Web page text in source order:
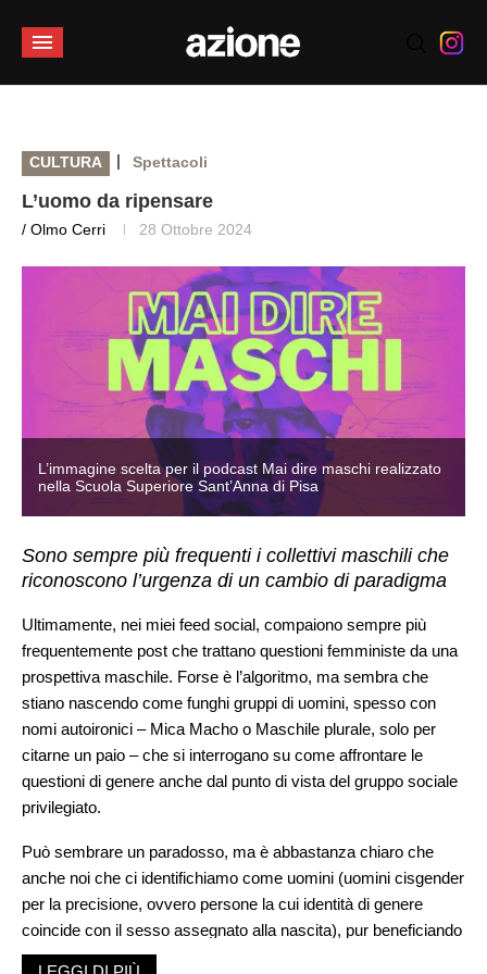
CULTURA | Spettacoli
L’uomo da ripensare
/ Olmo Cerri 28 Ottobre 2024
L’immagine scelta per il podcast Mai dire maschi realizzato
nella Scuola Superiore Sant’Anna di Pisa
Sono sempre più frequenti i collettivi maschili che
riconoscono l’urgenza di un cambio di paradigma
Ultimamente, nei miei feed social, compaiono sempre più
frequentemente post che trattano questioni femministe da una
prospettiva maschile. Forse è l’algoritmo, ma sembra che
stiano nascendo come funghi gruppi di uomini, spesso con
nomi autoironici – Mica Macho o Maschile plurale, solo per
citarne un paio – che si interrogano su come affrontare le
questioni di genere anche dal punto di vista del gruppo sociale
privilegiato.
Può sembrare un paradosso, ma è abbastanza chiaro che
anche noi che ci identifichiamo come uomini (uomini cisgender
per la precisione, ovvero persone la cui identità di genere
coincide con il sesso assegnato alla nascita), pur beneficiando
dei vantaggi evidenti di una società patriarcale, siamo